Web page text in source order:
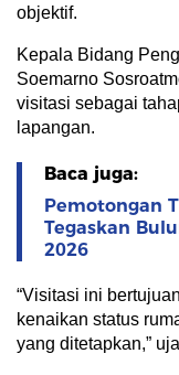
objektif.
Kepala Bidang
Soemarno
visitasi sebagai
lapangan.
Baca juga:
Pemotongan
Tegaskan
2026
“Visitasi ini
kenaikan status
yang ditetapkan,”